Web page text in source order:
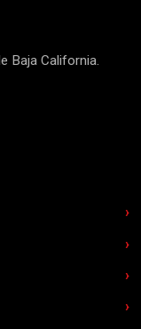
Baja California.